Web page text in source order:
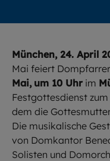
München, 24. April
Mai feiert
Mai, um 10 Uhr im
Festgottesdienst
dem die
Die musikalische
von Domkantor
Solisten und